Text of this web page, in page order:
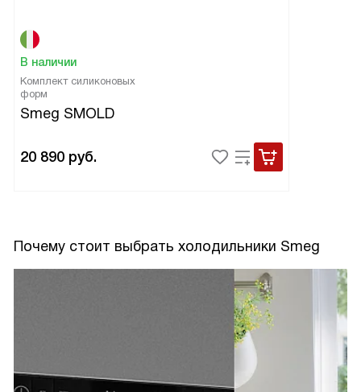
В наличии
Комплект силиконовых
форм
Smeg SMOLD
20 890 руб.
Почему стоит выбрать холодильники Smeg